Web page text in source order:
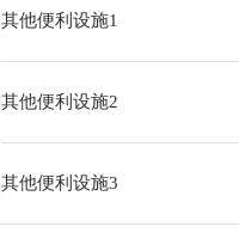
其他便利设施1
其他便利设施2
其他便利设施3